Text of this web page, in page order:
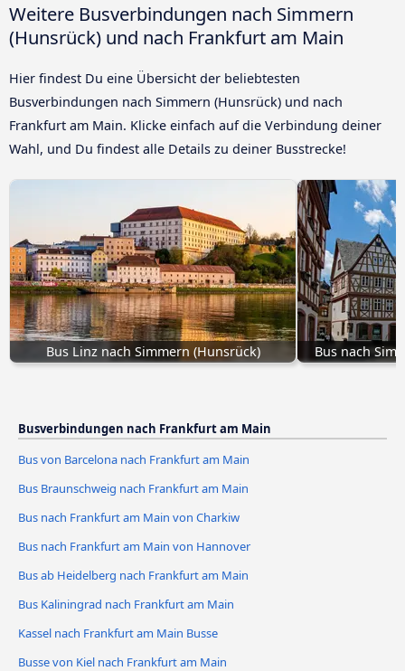
Weitere Busverbindungen nach Simmern
(Hunsrück) und nach Frankfurt am Main
Hier findest Du eine Übersicht der beliebtesten
Busverbindungen nach Simmern (Hunsrück) und nach
Frankfurt am Main. Klicke einfach auf die Verbindung deiner
Wahl, und Du findest alle Details zu deiner Busstrecke!
Bus Linz nach Simmern (Hunsrück) Bus nach
Busverbindungen nach Frankfurt am Main
Bus von Barcelona nach Frankfurt am Main
Bus Braunschweig nach Frankfurt am Main
Bus nach Frankfurt am Main von Charkiw
Bus nach Frankfurt am Main von Hannover
Bus ab Heidelberg nach Frankfurt am Main
Bus Kaliningrad nach Frankfurt am Main
Kassel nach Frankfurt am Main Busse
Busse von Kiel nach Frankfurt am Main